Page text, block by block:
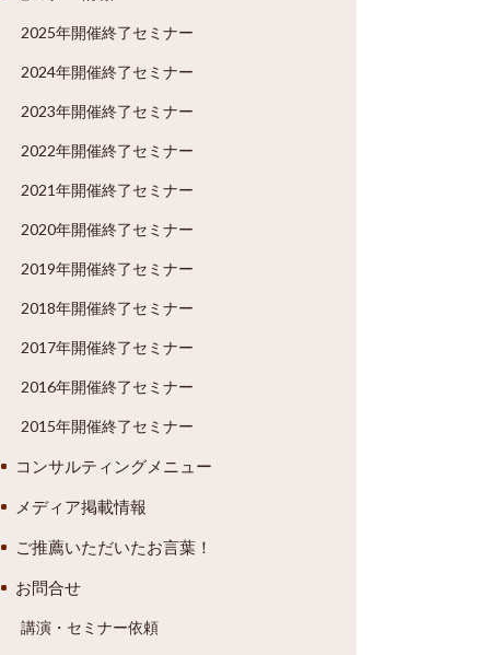
2025年開催終了セミナー
2024年開催終了セミナー
2023年開催終了セミナー
2022年開催終了セミナー
2021年開催終了セミナー
2020年開催終了セミナー
2019年開催終了セミナー
2018年開催終了セミナー
2017年開催終了セミナー
2016年開催終了セミナー
2015年開催終了セミナー
コンサルティングメニュー
メディア掲載情報
ご推薦いただいたお言葉！
お問合せ
講演・セミナー依頼